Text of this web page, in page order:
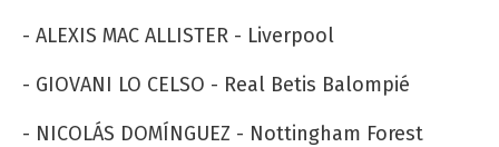
- ALEXIS MAC ALLISTER - Liverpool
- GIOVANI LO CELSO - Real Betis Balompié
- NICOLÁS DOMÍNGUEZ - Nottingham Forest